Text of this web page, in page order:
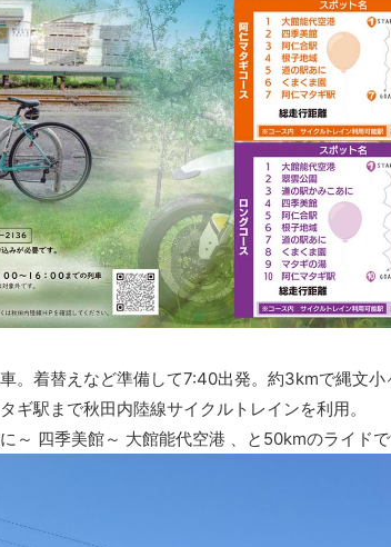
。着替えなど準備して7:40出発。約3kmで縄文
ギ駅まで秋田内陸線サイクルトレインを利用。
～ 四季美館～ 大館能代空港 、と50kmのライドで